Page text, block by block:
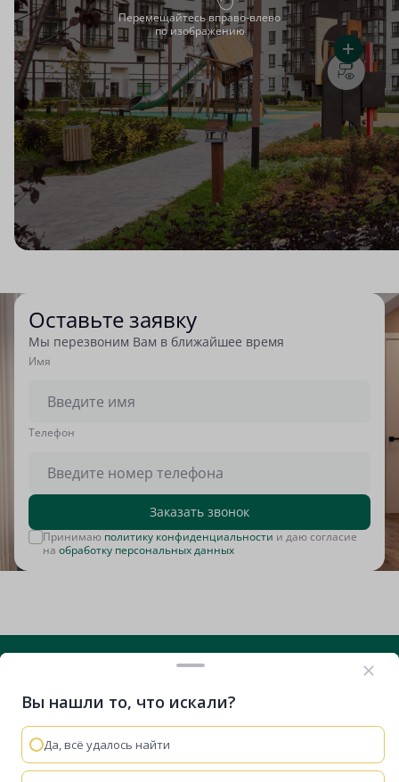
Перемещайтесь вправо-влево
по изображению
Оставьте заявку
Мы перезвоним Вам в ближайшее время
Имя
Tелефон
Заказать звонок
Принимаю политику конфиденциальности и даю согласие
на обработку персональных данных
+7 (812) 635-29-71
ВконтактеTelegramRuTubeVK ВидеоДзен
Остались вопросы?
Вы нашли то, что искали?
Да, всё удалось найти
Мы используем cookie-файлы, чтобы сайт работал